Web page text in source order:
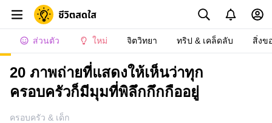
ส่วนตัว ใหม่ จิตวิทยา ทริป & เคล็ดลับ สิ่งข
20 ภาพถ่ายที่แสดงให้เห็นว่าทุก
ครอบครัวก็มีมุมที่พิลึกกึกกืออยู่
ครอบครัว & เด็ก